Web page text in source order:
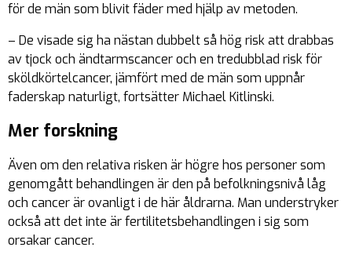
för de män som blivit fäder med hjälp av metoden.
– De visade sig ha nästan dubbelt så hög risk att drabbas
av tjock och ändtarmscancer och en tredubblad risk för
sköldkörtelcancer, jämfört med de män som uppnår
faderskap naturligt, fortsätter Michael Kitlinski.
Mer forskning
Även om den relativa risken är högre hos personer som
genomgått behandlingen är den på befolkningsnivå låg
och cancer är ovanligt i de här åldrarna. Man understryker
också att det inte är fertilitetsbehandlingen i sig som
orsakar cancer.